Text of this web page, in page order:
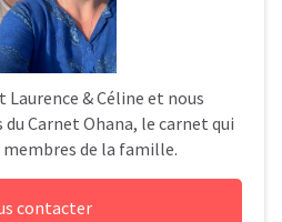
Laurence & Céline et nous
Carnet Ohana, le carnet qui
de la famille.
contacter